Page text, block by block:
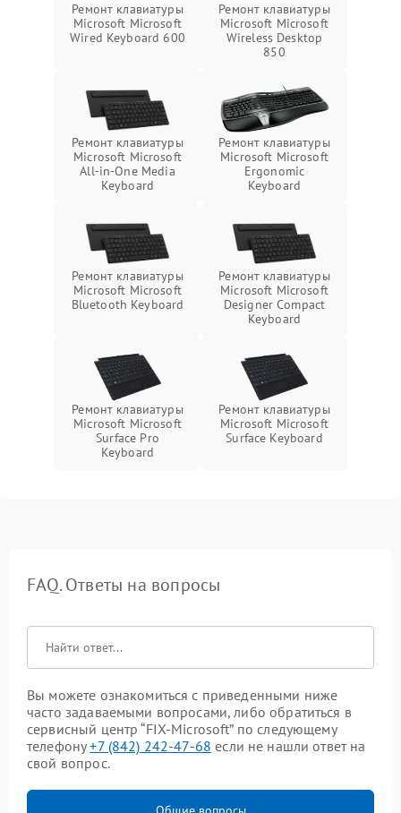
Ремонт клавиатуры
Microsoft Microsoft
Wired Keyboard 600
Ремонт клавиатуры
Microsoft Microsoft
Wireless Desktop
850
Ремонт клавиатуры
Microsoft Microsoft
All-in-One Media
Keyboard
Ремонт клавиатуры
Microsoft Microsoft
Ergonomic
Keyboard
Ремонт клавиатуры
Microsoft Microsoft
Bluetooth Keyboard
Ремонт клавиатуры
Microsoft Microsoft
Designer Compact
Keyboard
Ремонт клавиатуры
Microsoft Microsoft
Surface Pro
Keyboard
Ремонт клавиатуры
Microsoft Microsoft
Surface Keyboard
FAQ. Ответы на вопросы
Вы можете ознакомиться с приведенными ниже
часто задаваемыми вопросами, либо обратиться в
сервисный центр “FIX-Microsoft” по следующему
телефону+7 (842) 242-47-68 если не нашли ответ на
свой вопрос.